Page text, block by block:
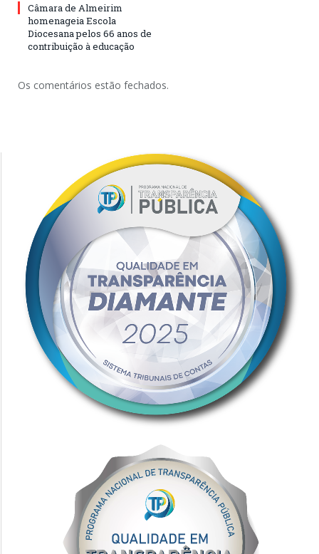
Câmara de Almeirim
homenageia Escola
Diocesana pelos 66 anos de
contribuição à educação
Os comentários estão fechados.